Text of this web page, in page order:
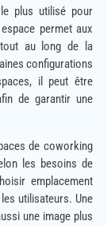
plus utilisé pour
permet aux
tout au long de la
configurations
il peut être
de garantir une
de coworking
les besoins de
emplacement
utilisateurs. Une
une image plus